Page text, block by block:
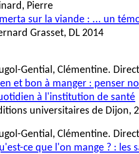
Pierre
sur la viande : ... un
Grasset, DL 2014
Gential, Clémentine.
et bon à manger : penser
à l'institution de santé
universitaires de Dijon,
Gential, Clémentine.
ce que l'on mange ? : les